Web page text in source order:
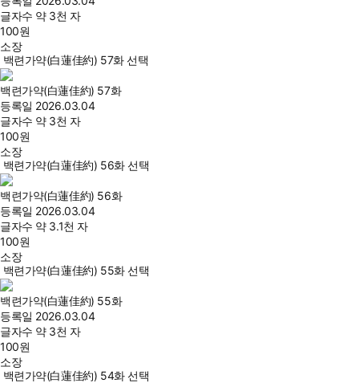
글자수 약 3천 자
100원
소장
백련가약(白蓮佳約) 57화 선택
백련가약(白蓮佳約) 57화
등록일 2026.03.04
글자수 약 3천 자
100원
소장
백련가약(白蓮佳約) 56화 선택
백련가약(白蓮佳約) 56화
등록일 2026.03.04
글자수 약 3.1천 자
100원
소장
백련가약(白蓮佳約) 55화 선택
백련가약(白蓮佳約) 55화
등록일 2026.03.04
글자수 약 3천 자
100원
소장
백련가약(白蓮佳約) 54화 선택